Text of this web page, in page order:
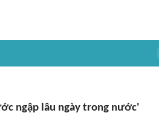
ngập lâu ngày trong nước'